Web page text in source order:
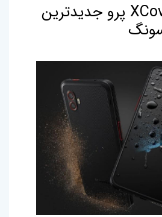
گلکسی XCover6 پرو جدیدترین